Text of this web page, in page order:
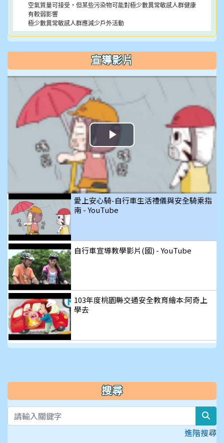
空氣質量可接受，但某些污染物可能對極少數異常敏感人群健康
有較弱影響
極少數異常敏感人群應減少戶外活動
宣導影片
播
放
影
片
愛上安心騎-自行車生活禮儀與安全騎乘指
南 - YouTube
自行車宣導教學影片(國) - YouTube
103年度桃園縣交通安全教育繪本:阿奇上
學去
搜尋
進階搜尋